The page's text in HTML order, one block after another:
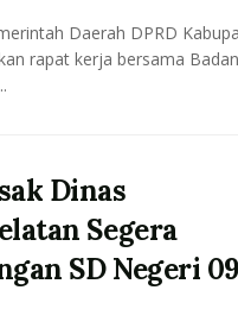
Daerah DPRD
rapat kerja bersama Badan
Dinas
Segera
SD Negeri 09